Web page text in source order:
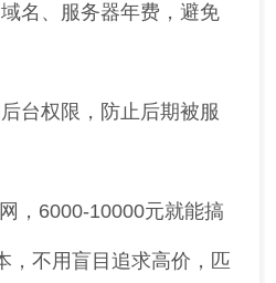
名、服务器年费，避免
台权限，防止后期被服
，6000-10000元就能搞
，不用盲目追求高价，匹